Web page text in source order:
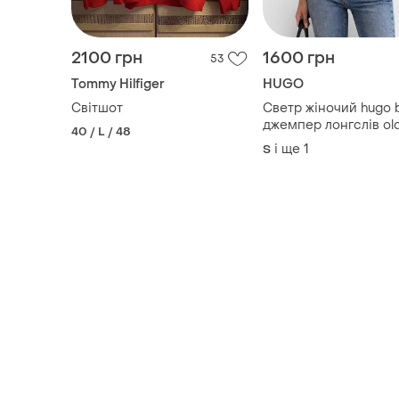
40 / L / 48
джемпер лонгслів old
money s m
і ще 1